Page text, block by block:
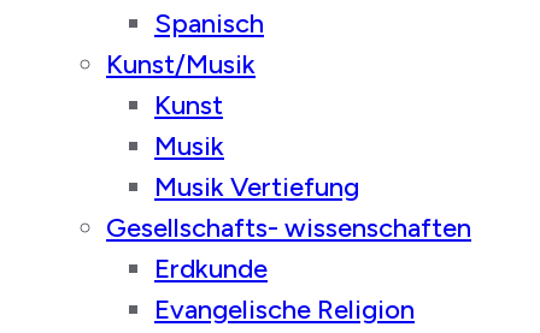
Spanisch
Kunst/Musik
Kunst
Musik
Musik Vertiefung
Gesellschafts- wissenschaften
Erdkunde
Evangelische Religion